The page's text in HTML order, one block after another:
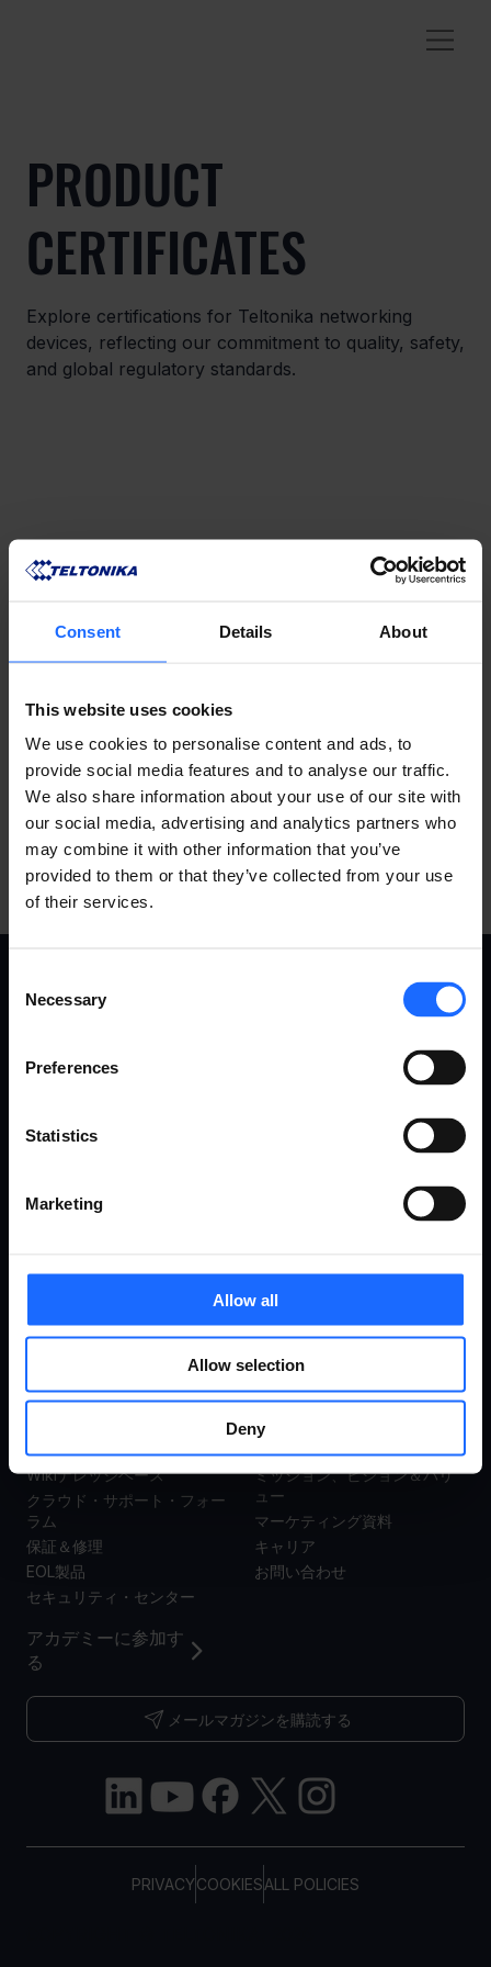
Consent Details About
This website uses cookies
We use cookies to personalise content and ads, to
provide social media features and to analyse our traffic.
We also share information about your use of our site with
our social media, advertising and analytics partners who
may combine it with other information that you’ve
provided to them or that they’ve collected from your use
of their services.
Selection
Necessary
Preferences
Statistics
Marketing
Allow all
Allow selection
Deny
PRODUCT
CERTIFICATES
Explore certifications for Teltonika networking
devices, reflecting our commitment to quality, safety,
and global regulatory standards.
PRIVACYCOOKIESALL POLICIES
アカデミーに参加す
る
メールマガジンを購読する
事例集
エネルギー＆ユーティリティ
企業
RMS（リモート・マネジメン
ネットワーク スイッチ
サポー
ト
製品サポート
Wikiナレッジベース
クラウド・サポート・フォー
ラム
保証＆修理
EOL製品
セキュリティ・センター
当社に
ついて
会社概要
ミッション、ビジョン＆バリ
ュー
マーケティング資料
キャリア
お問い合わせ